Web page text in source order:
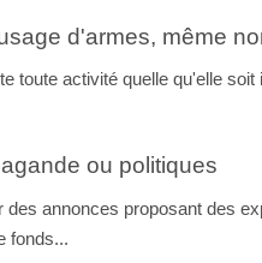
d'armes, même
toute activité quelle qu'elle
ou politiques
des annonces proposant des
fonds...